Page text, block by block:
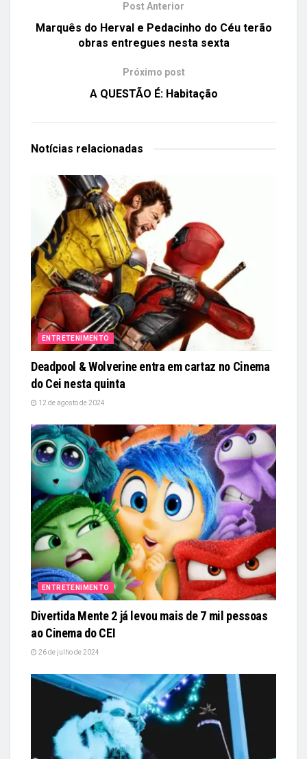
Post Anterior
Marquês do Herval e Pedacinho do Céu terão
obras entregues nesta sexta
Próximo post
A QUESTÃO É: Habitação
Notícias relacionadas
ENTRETENIMENTO
Deadpool & Wolverine entra em cartaz no Cinema
do Cei nesta quinta
12 de agosto de 2024
ENTRETENIMENTO
Divertida Mente 2 já levou mais de 7 mil pessoas
ao Cinema do CEI
26 de julho de 2024